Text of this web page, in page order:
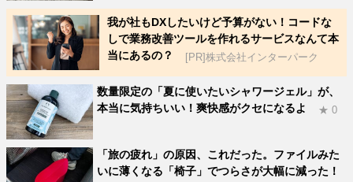
我が社もDXしたいけど予算がない！コードな
しで業務改善ツールを作れるサービスなんて本
当にあるの？
[PR]株式会社インターパーク
数量限定の「夏に使いたいシャワージェル」が、
本当に気持ちいい！爽快感がクセになるよ
★ 0
「旅の疲れ」の原因、これだった。ファイルみた
いに薄くなる「椅子」でつらさが大幅に減った！